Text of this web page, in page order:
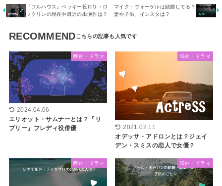
『フルハウス』ベッキー役ロリ・ロ
ックリンの現在や最近の出演作は？
マイク・ヴォーゲルは結婚してる？
妻や子供、インスタは？
RECOMMEND
映画・ドラマ
2024.04.06
エリオット・サムナーとは？『リ
プリー』フレディ役俳優
映画・ドラマ
2021.02.11
オデッサ・アドロンとは？ジェイ
デン・スミスの恋人で女優？
映画・ドラマ 映画・ドラマ